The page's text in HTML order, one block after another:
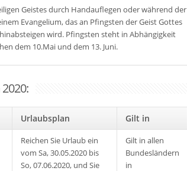
Geistes durch Handauflegen oder während der
Evangelium, das an Pfingsten der Geist Gottes
wird. Pfingsten steht in Abhängigkeit
dem 10.Mai und dem 13. Juni.
Urlaubsplan Gilt in
Reichen Sie Urlaub ein
vom Sa, 30.05.2020 bis
So, 07.06.2020, und Sie
Gilt in allen
Bundesländern
in